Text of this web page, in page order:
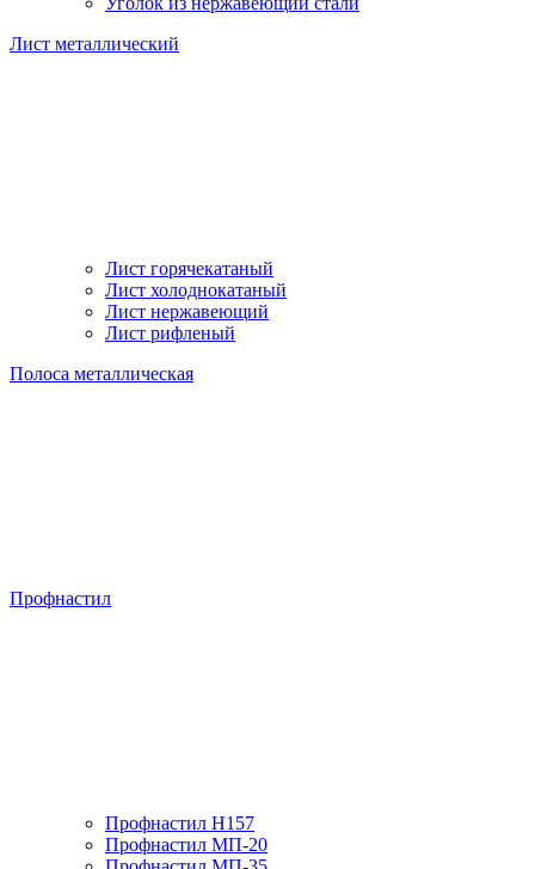
Лист металлический
Лист горячекатаный
Лист холоднокатаный
Лист нержавеющий
Лист рифленый
Полоса металлическая
Профнастил
Профнастил H157
Профнастил МП-20